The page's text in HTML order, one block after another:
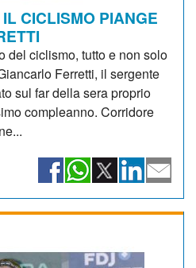
CICLISMO PIANGE
del ciclismo, tutto e non solo
Ferretti, il sergente
sul far della sera proprio
compleanno. Corridore